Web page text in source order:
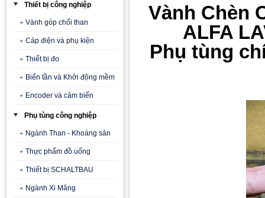
Thiết bị công nghiệp
Vành góp chổi than
Cáp điện và phụ kiện
Thiết bị đo
Biến tần và Khởi động mềm
Encoder và cảm biến
Phụ tùng công nghiệp
Ngành Than - Khoáng sản
Thực phẩm đồ uống
Thiết bị SCHALTBAU
Ngành Xi Măng
Vành Chèn
ALFA
Phụ tùng